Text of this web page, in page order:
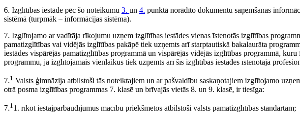
6. Izglītības iestāde pēc šo noteikumu 3. un 4. punktā norādīto dokumentu saņemšanas
sistēmā (turpmāk – informācijas sistēma).
7. Izglītojamo ar vadītāja rīkojumu uzņem izglītības iestādes vienas īstenotās izglītības
pamatizglītības vai vidējās izglītības pakāpē tiek uzņemts arī starptautiskā bakalaurāta
iestādes vispārējās pamatizglītības programmā un vispārējās vidējās izglītības programmā,
programmu, ja izglītojamais vienlaikus tiek uzņemts arī šīs izglītības iestādes īstenotajā
7.1 Valsts ģimnāzija atbilstoši tās noteiktajiem un ar pašvaldību saskaņotajiem izglītojamo
otrā posma izglītības programmas 7. klasē un brīvajās vietās 8. un 9. klasē, ir tiesīga:
7.11. rīkot iestājpārbaudījumus mācību priekšmetos atbilstoši valsts pamatizglītības standartam;